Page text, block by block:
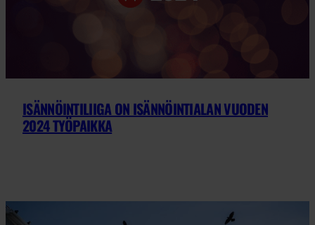
ISÄNNÖINTILIIGA ON ISÄNNÖINTIALAN VUODEN
2024 TYÖPAIKKA